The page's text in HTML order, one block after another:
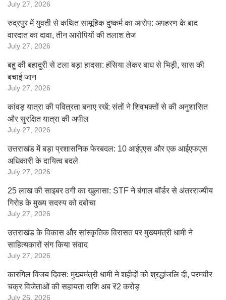
July 27, 2026
रुद्रपुर में युवती से कथित सामूहिक दुष्कर्म का आरोप: अपहरण के बाद
वारदात का दावा, तीन आरोपियों की तलाश तेज
July 27, 2026
बहू की बहादुरी से टला बड़ा हादसा: हंसिया लेकर बाघ से भिड़ी, सास की
बचाई जान
July 27, 2026
कांवड़ यात्रा की पवित्रता बनाए रखें: संतों ने शिवभक्तों से की अनुशासित
और सुरक्षित यात्रा की अपील
July 27, 2026
उत्तराखंड में बड़ा प्रशासनिक फेरबदल: 10 आईएएस और एक आईएफएस
अधिकारी के दायित्व बदले
July 27, 2026
25 लाख की साइबर ठगी का खुलासा: STF ने बंगाल बॉर्डर से अंतरराज्यीय
गिरोह के मुख्य सदस्य को दबोचा
July 27, 2026
उत्तराखंड के विकास और सांस्कृतिक विरासत पर मुख्यमंत्री धामी ने
साहित्यकारों संग किया संवाद
July 27, 2026
कारगिल विजय दिवस: मुख्यमंत्री धामी ने शहीदों को श्रद्धांजलि दी, परमवीर
चक्र विजेताओं की सहायता राशि अब ₹2 करोड़
July 26, 2026